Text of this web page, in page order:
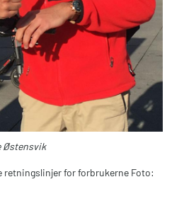
Østensvik
retningslinjer for forbrukerne Foto: